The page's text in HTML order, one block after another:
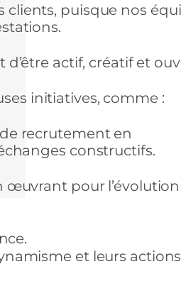
clients, puisque nos
actif, créatif et
initiatives, comme :
recrutement en
constructifs.
œuvrant pour
et leurs